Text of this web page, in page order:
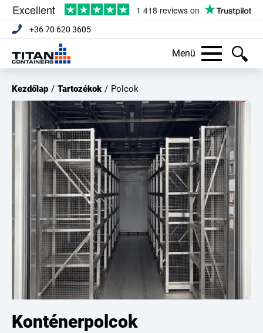
+36 70 620 3605
Menü
Kezdőlap / Tartozékok / Polcok
Konténerpolcok